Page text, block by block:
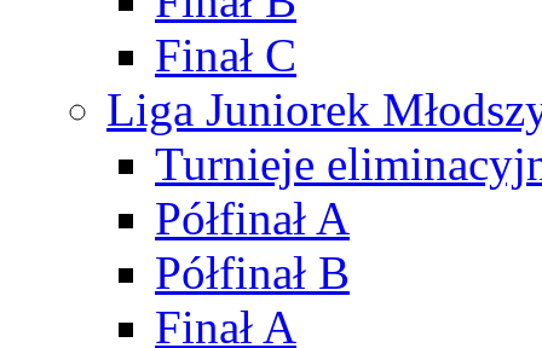
Finał C
Liga Juniorek
Turnieje
Półfinał A
Półfinał B
Finał A